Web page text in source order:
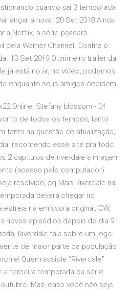
quando sai 3 temporada
lançar a nova 20 Set 2018 Ainda
a Netflix, a série passará
pela Warner Channel. Confira o
13 Set 2019 O primeiro trailer da
já está no ar, no vídeo, podemos
enquanto seus amigos decidem
Online. Stefany blossom - 04
de todos os tempos, tanto
tanto na questão de atualização,
recomendo esse site pra todo
2 capitulos de riverdale a imagem
(acesso pelo computador)
resolvido, pq Mais Riverdale na
deverá chegar no
na emissora original, CW,
novos episódios depois do dia 9
Riverdale fala sobre um jogo
de maior parte da população
Quem assiste “Riverdale”
terceira temporada da série
Mas, caso você não seja